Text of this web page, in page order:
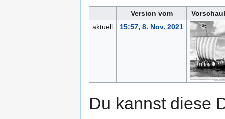
Version vom
aktuell
15:57, 8. Nov. 2021
Du kannst diese